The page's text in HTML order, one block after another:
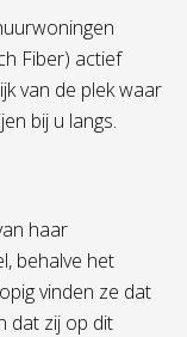
Fiber) actief
van de plek waar
bij u langs.
haar
behalve het
vinden ze dat
dat zij op dit